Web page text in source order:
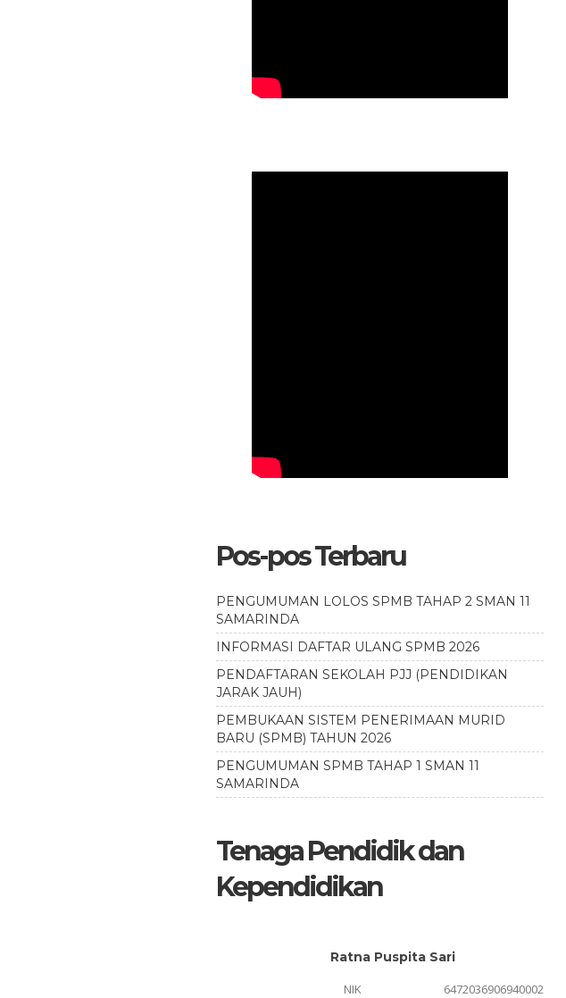
Pos-pos Terbaru
PENGUMUMAN LOLOS SPMB TAHAP 2 SMAN 11
SAMARINDA
INFORMASI DAFTAR ULANG SPMB 2026
PENDAFTARAN SEKOLAH PJJ (PENDIDIKAN
JARAK JAUH)
PEMBUKAAN SISTEM PENERIMAAN MURID
BARU (SPMB) TAHUN 2026
PENGUMUMAN SPMB TAHAP 1 SMAN 11
SAMARINDA
Tenaga Pendidik dan
Kependidikan
Ratna Puspita Sari
NIK
6472036906940002